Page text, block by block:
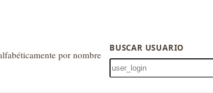
por nombre
BUSCAR USUARIO